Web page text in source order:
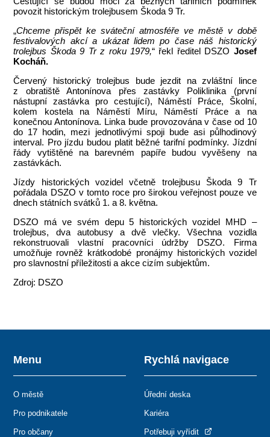
povozit historickým trolejbusem Škoda 9 Tr.
„Chceme přispět ke sváteční atmosféře ve městě v době
festivalových akcí a ukázat lidem po čase náš historický
trolejbus Škoda 9 Tr z roku 1979,“ řekl ředitel DSZO Josef
Kocháň.
Červený historický trolejbus bude jezdit na zvláštní lince
z obratiště Antonínova přes zastávky Poliklinika (první
nástupní zastávka pro cestující), Náměstí Práce, Školní,
kolem kostela na Náměstí Míru, Náměstí Práce a na
konečnou Antonínova. Linka bude provozována v čase od 10
do 17 hodin, mezi jednotlivými spoji bude asi půlhodinový
interval. Pro jízdu budou platit běžné tarifní podmínky. Jízdní
řády vytištěné na barevném papíře budou vyvěšeny na
zastávkách.
Jízdy historických vozidel včetně trolejbusu Škoda 9 Tr
pořádala DSZO v tomto roce pro širokou veřejnost pouze ve
dnech státních svátků 1. a 8. května.
DSZO má ve svém depu 5 historických vozidel MHD –
trolejbus, dva autobusy a dvě vlečky. Všechna vozidla
rekonstruovali vlastní pracovníci údržby DSZO. Firma
umožňuje rovněž krátkodobé pronájmy historických vozidel
pro slavnostní příležitosti a akce cizím subjektům.
Zdroj: DSZO
Menu
O městě
Pro podnikatele
Pro občany
Rychlá navigace
Úřední deska
Kariéra
Potřebuji vyřídit